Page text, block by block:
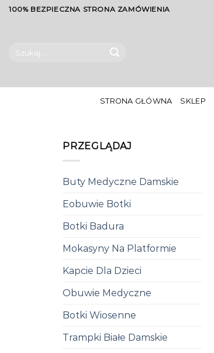
Skip100% BEZPIECZNA STRONA ZAMÓWIENIA
STRONA GŁÓWNA SKLEP
PRZEGLĄDAJ
Buty Medyczne Damskie
Eobuwie Botki
Botki Badura
Mokasyny Na Platformie
Kapcie Dla Dzieci
Obuwie Medyczne
Botki Wiosenne
Trampki Białe Damskie